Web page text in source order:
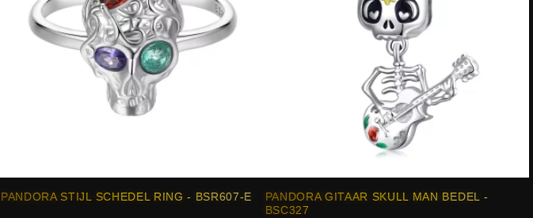
PANDORA STIJL SCHEDEL RING - BSR607-E
PANDORA GITAAR SKULL MAN BEDEL -
BSC327